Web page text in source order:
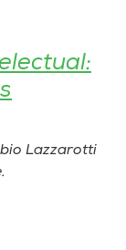
Lazzarotti